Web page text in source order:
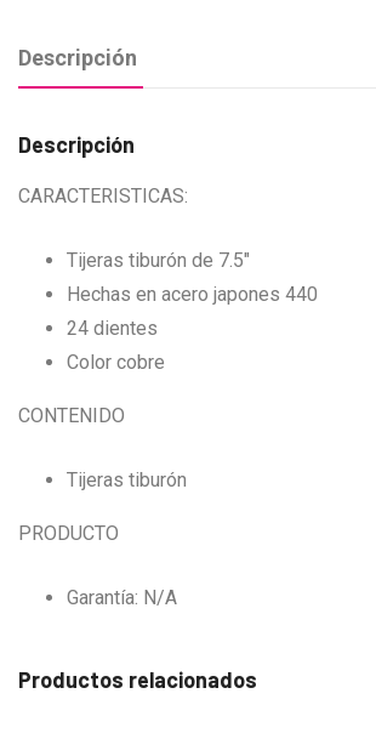
cantidad
Descripción
Descripción
CARACTERISTICAS:
Tijeras tiburón de 7.5″
Hechas en acero japones 440
24 dientes
Color cobre
CONTENIDO
Tijeras tiburón
PRODUCTO
Garantía: N/A
Productos relacionados